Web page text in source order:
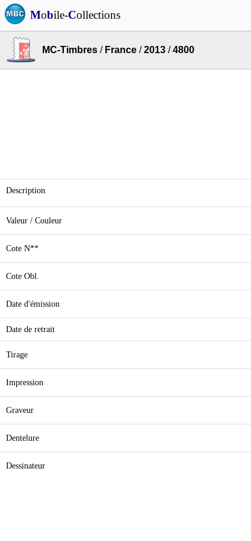
Mobile-Collections
MC-Timbres / France /2013 /4800
Description
Valeur / Couleur
Cote N**
Cote Obl.
Date d'émission
Date de retrait
Tirage
Impression
Graveur
Dentelure
Dessinateur